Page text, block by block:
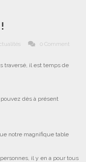
0 Comment
traversé, il est temps de
dès à présent
notre magnifique table
il y en a pour tous